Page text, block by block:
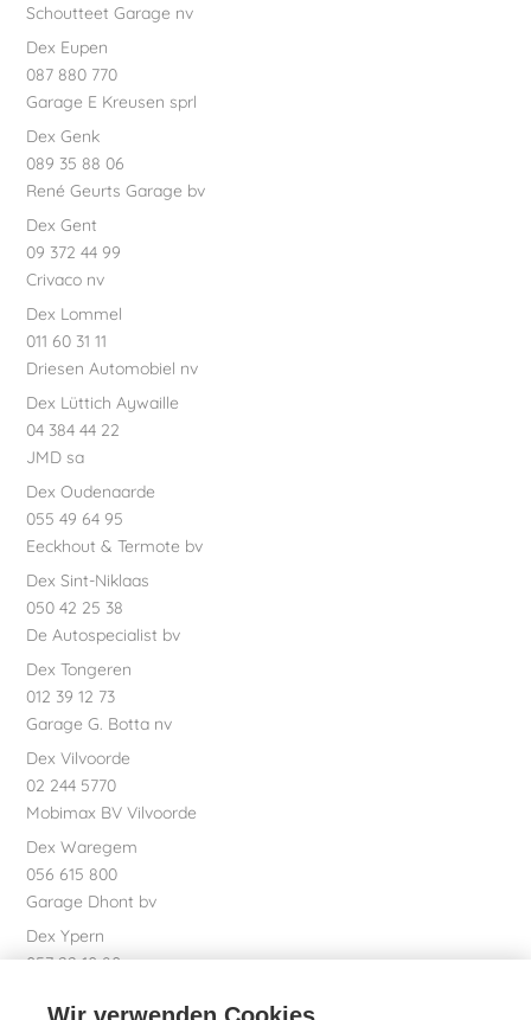
Schoutteet Garage nv
Dex Eupen
087 880 770
Garage E Kreusen sprl
Dex Genk
089 35 88 06
René Geurts Garage bv
Dex Gent
09 372 44 99
Crivaco nv
Dex Lommel
011 60 31 11
Driesen Automobiel nv
Dex Lüttich Aywaille
04 384 44 22
JMD sa
Dex Oudenaarde
055 49 64 95
Eeckhout & Termote bv
Dex Sint-Niklaas
050 42 25 38
De Autospecialist bv
Dex Tongeren
012 39 12 73
Garage G. Botta nv
Dex Vilvoorde
02 244 5770
Mobimax BV Vilvoorde
Dex Waregem
056 615 800
Garage Dhont bv
Dex Ypern
057 22 10 80